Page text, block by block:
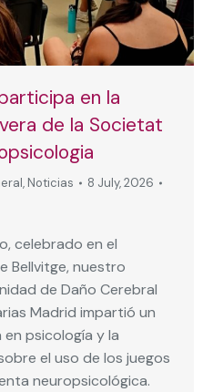
en la
de la Societat
, Noticias
8 July, 2026
celebrado en el
Bellvitge, nuestro
de Daño Cerebral
Madrid impartió un
psicología y la
el uso de los juegos
neuropsicológica.